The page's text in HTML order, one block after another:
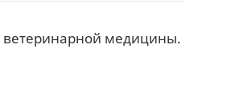
ветеринарной медицины.